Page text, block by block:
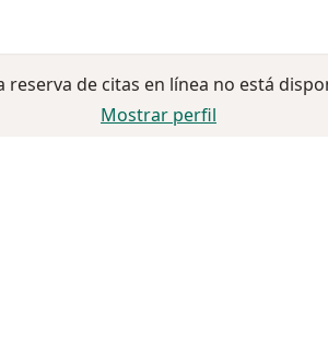
reserva de citas en línea no está
Mostrar perfil